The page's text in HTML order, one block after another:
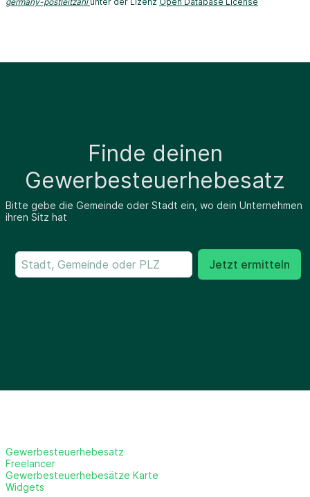
Finde deinen
Gewerbesteuerhebesatz
Bitte gebe die Gemeinde oder Stadt ein, wo dein Unternehmen
ihren Sitz hat
Jetzt ermitteln
Gewerbesteuerhebesatz
Freelancer
Gewerbesteuerhebesätze Karte
Widgets